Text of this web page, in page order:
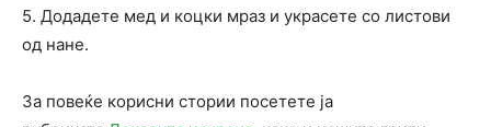
5. Додадете мед и коцки мраз и украсете со листови
од нане.
За повеќе корисни стории посетете ја